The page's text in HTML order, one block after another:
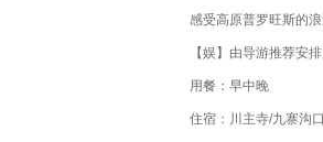
感受高原普罗旺斯的
【娱】由导游推荐安
用餐：早中晚
住宿：川主寺/九寨沟口